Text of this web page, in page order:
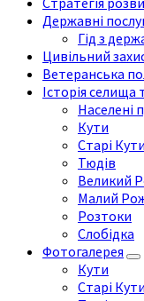
Державні
Гід з
Цивільний
Ветеранська
Історія селища
Населені
Кути
Старі Кути
Тюдів
Великий
Малий
Розтоки
Слобідка
Фотогалерея
Кути
Старі Кути